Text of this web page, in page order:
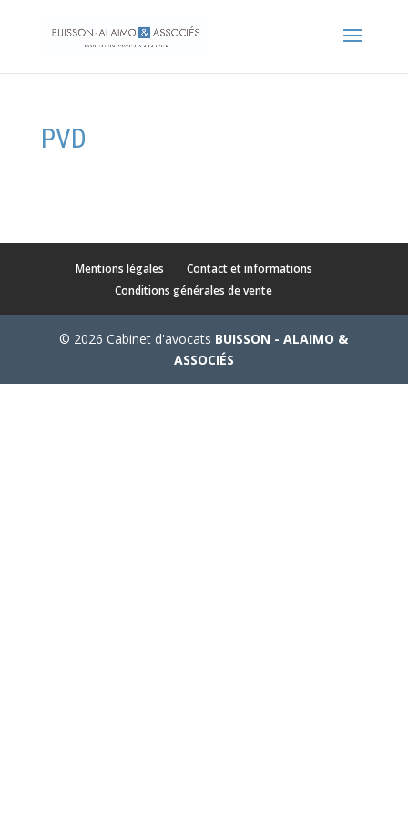
PVD
Mentions légales
Contact et informations
Conditions générales de vente
© 2026 Cabinet d'avocats BUISSON - ALAIMO &
ASSOCIÉS